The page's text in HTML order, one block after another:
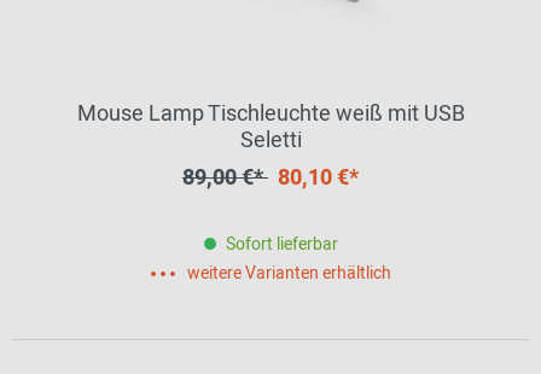
Mouse Lamp Tischleuchte weiß mit USB
Seletti
89,00 €* 80,10 €*
Sofort lieferbar
weitere Varianten erhältlich